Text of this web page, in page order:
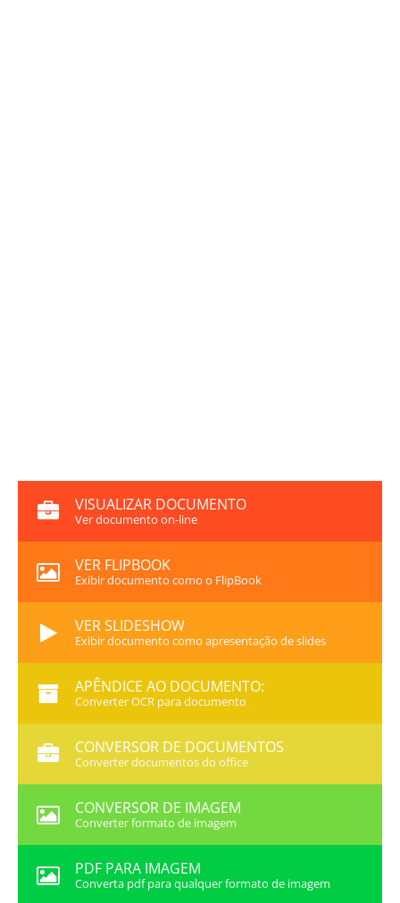
VISUALIZAR DOCUMENTO
Ver documento on-line
VER FLIPBOOK
Exibir documento como o FlipBook
VER SLIDESHOW
Exibir documento como apresentação de slides
APÊNDICE AO DOCUMENTO:
Converter OCR para documento
CONVERSOR DE DOCUMENTOS
Converter documentos do office
CONVERSOR DE IMAGEM
Converter formato de imagem
PDF PARA IMAGEM
Converta pdf para qualquer formato de imagem